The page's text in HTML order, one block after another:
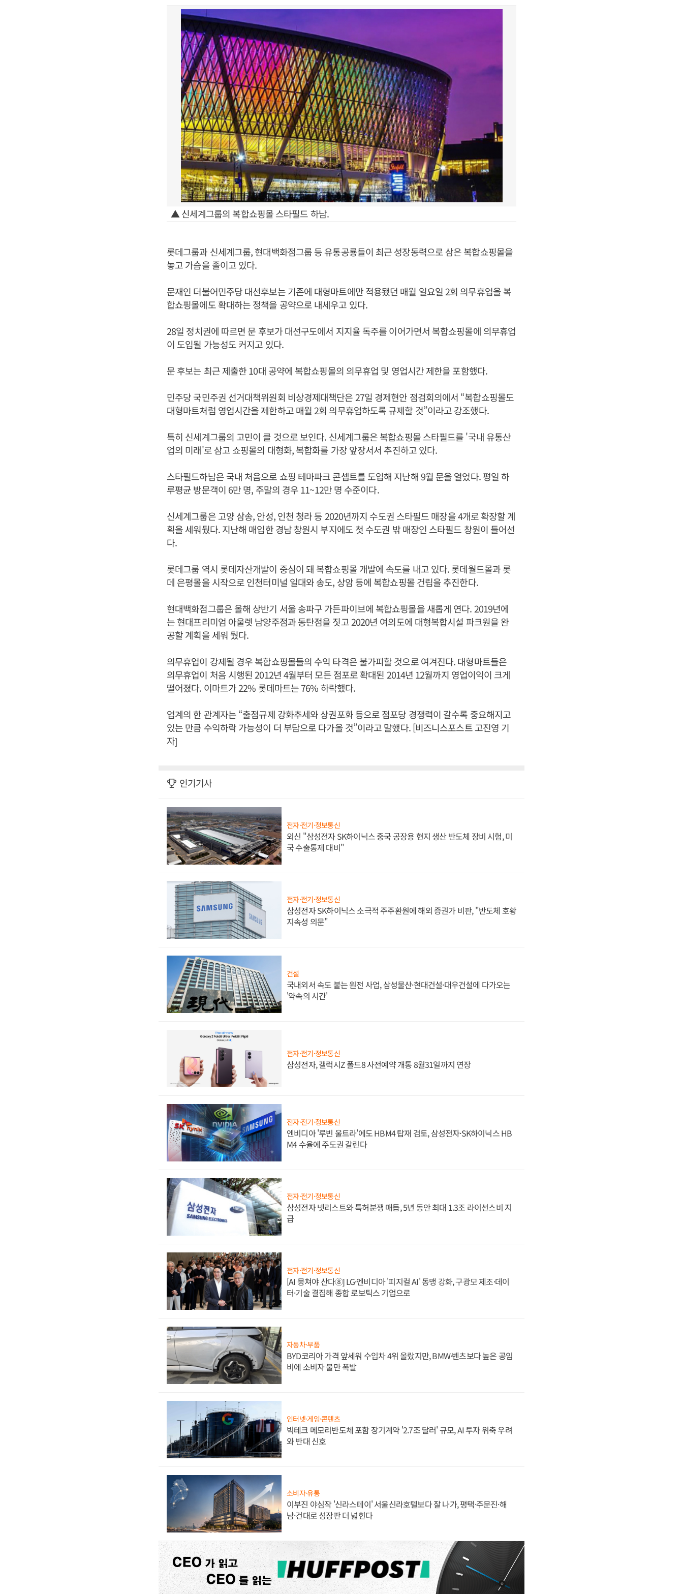
▲ 신세계그룹의 복합쇼핑몰 스타필드 하남.
롯데그룹과 신세계그룹, 현대백화점그룹 등 유통공룡들이 최근 성장동력으로 삼은 복합쇼핑몰을
놓고 가슴을 졸이고 있다.
문재인 더불어민주당 대선후보는 기존에 대형마트에만 적용됐던 매월 일요일 2회 의무휴업을 복
합쇼핑몰에도 확대하는 정책을 공약으로 내세우고 있다.
28일 정치권에 따르면 문 후보가 대선구도에서 지지율 독주를 이어가면서 복합쇼핑몰에 의무휴업
이 도입될 가능성도 커지고 있다.
문 후보는 최근 제출한 10대 공약에 복합쇼핑몰의 의무휴업 및 영업시간 제한을 포함했다.
민주당 국민주권 선거대책위원회 비상경제대책단은 27일 경제현안 점검회의에서 “복합쇼핑몰도
대형마트처럼 영업시간을 제한하고 매월 2회 의무휴업하도록 규제할 것”이라고 강조했다.
특히 신세계그룹의 고민이 클 것으로 보인다. 신세계그룹은 복합쇼핑몰 스타필드를 '국내 유통산
업의 미래'로 삼고 쇼핑몰의 대형화, 복합화를 가장 앞장서서 추진하고 있다.
스타필드하남은 국내 처음으로 쇼핑 테마파크 콘셉트를 도입해 지난해 9월 문을 열었다. 평일 하
루평균 방문객이 6만 명, 주말의 경우 11~12만 명 수준이다.
신세계그룹은 고양 삼송, 안성, 인천 청라 등 2020년까지 수도권 스타필드 매장을 4개로 확장할 계
획을 세워뒀다. 지난해 매입한 경남 창원시 부지에도 첫 수도권 밖 매장인 스타필드 창원이 들어선
다.
롯데그룹 역시 롯데자산개발이 중심이 돼 복합쇼핑몰 개발에 속도를 내고 있다. 롯데월드몰과 롯
데 은평몰을 시작으로 인천터미널 일대와 송도, 상암 등에 복합쇼핑몰 건립을 추진한다.
현대백화점그룹은 올해 상반기 서울 송파구 가든파이브에 복합쇼핑몰을 새롭게 연다. 2019년에
는 현대프리미엄 아울렛 남양주점과 동탄점을 짓고 2020년 여의도에 대형복합시설 파크원을 완
공할 계획을 세워 뒀다.
의무휴업이 강제될 경우 복합쇼핑몰들의 수익 타격은 불가피할 것으로 여겨진다. 대형마트들은
의무휴업이 처음 시행된 2012년 4월부터 모든 점포로 확대된 2014년 12월까지 영업이익이 크게
떨어졌다. 이마트가 22% 롯데마트는 76% 하락했다.
업계의 한 관계자는 “출점규제 강화추세와 상권포화 등으로 점포당 경쟁력이 갈수록 중요해지고
있는 만큼 수익하락 가능성이 더 부담으로 다가올 것”이라고 말했다. [비즈니스포스트 고진영 기
자]
인기기사
전자·전기·정보통신
외신 "삼성전자 SK하이닉스 중국 공장용 현지 생산 반도체 장비 시험, 미
국 수출통제 대비"
전자·전기·정보통신
삼성전자 SK하이닉스 소극적 주주환원에 해외 증권가 비판, "반도체 호황
지속성 의문"
건설
국내외서 속도 붙는 원전 사업, 삼성물산·현대건설·대우건설에 다가오는
'약속의 시간'
전자·전기·정보통신
삼성전자, 갤럭시Z 폴드8 사전예약 개통 8월31일까지 연장
전자·전기·정보통신
엔비디아 '루빈 울트라'에도 HBM4 탑재 검토, 삼성전자·SK하이닉스 HB
M4 수율에 주도권 갈린다
전자·전기·정보통신
삼성전자 넷리스트와 특허분쟁 매듭, 5년 동안 최대 1.3조 라이선스비 지
급
전자·전기·정보통신
[AI 뭉쳐야 산다⑧] LG·엔비디아 '피지컬 AI' 동맹 강화, 구광모 제조·데이
터·기술 결집해 종합 로보틱스 기업으로
자동차·부품
BYD코리아 가격 앞세워 수입차 4위 올랐지만, BMW·벤츠보다 높은 공임
비에 소비자 불만 폭발
인터넷·게임·콘텐츠
빅테크 메모리반도체 포함 장기계약 '2.7조 달러' 규모, AI 투자 위축 우려
와 반대 신호
소비자·유통
이부진 야심작 '신라스테이' 서울신라호텔보다 잘 나가, 평택·주문진·해
남·건대로 성장판 더 넓힌다